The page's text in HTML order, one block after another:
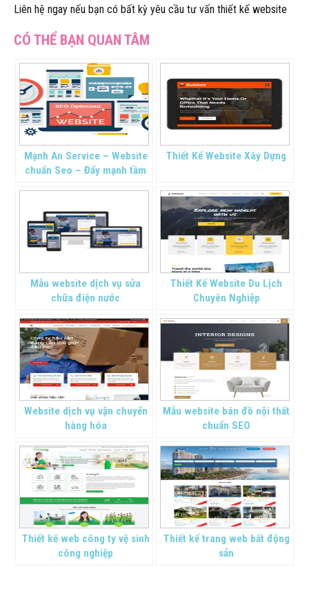
Liên hệ ngay nếu bạn có bất kỳ yêu cầu tư vấn thiết kế website
Mạnh An Service – Website
chuẩn Seo – Đẩy mạnh tầm
Thiết Kế Website Xây Dựng
Mẫu website dịch vụ sửa
chữa điện nước
Thiết Kế Website Du Lịch
Chuyên Nghiệp
Website dịch vụ vận chuyển
hàng hóa
Mẫu website bán đồ nội thất
chuẩn SEO
Thiết kế web công ty vệ sinh
công nghiệp
Thiết kế trang web bất động
sản